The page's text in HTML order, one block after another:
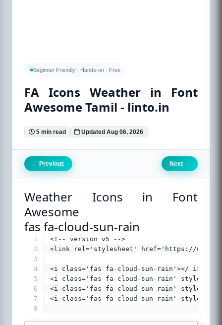
Beginner Friendly · Hands-on · Free
FA Icons Weather in Font
Awesome Tamil - linto.in
5 min read Updated Aug 06, 2026
← Previous Next →
Weather Icons in Font
Awesome
fas fa-cloud-sun-rain
1
<!-- version v5 -->
2
<link rel='stylesheet' href='https://
3
4
<i class='fas fa-cloud-sun-rain'></ i>
5
<i class='fas fa-cloud-sun-rain'
6
<i class='fas fa-cloud-sun-rain'
7
<i class='fas fa-cloud-sun-rain'
8